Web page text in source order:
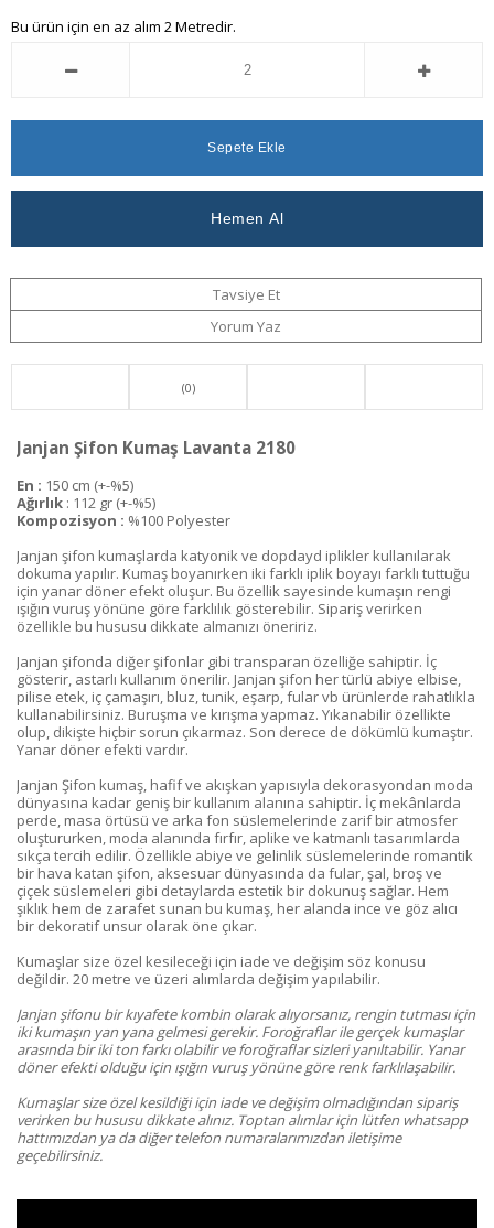
Sipariş Ekle Listeme
İndirimli Fiyat
Ver
Gelince
Bu ürün için en az alım 2 Metredir.
Tavsiye Et
Yorum Yaz
(0)
Janjan Şifon Kumaş Lavanta 2180
En : 150 cm (+-%5)
Ağırlık : 112 gr (+-%5)
Kompozisyon : %100 Polyester
Janjan şifon kumaşlarda katyonik ve dopdayd iplikler kullanılarak
dokuma yapılır. Kumaş boyanırken iki farklı iplik boyayı farklı tuttuğu
için yanar döner efekt oluşur. Bu özellik sayesinde kumaşın rengi
ışığın vuruş yönüne göre farklılık gösterebilir. Sipariş verirken
özellikle bu hususu dikkate almanızı öneririz.
Janjan şifonda diğer şifonlar gibi transparan özelliğe sahiptir. İç
gösterir, astarlı kullanım önerilir. Janjan şifon her türlü abiye elbise,
pilise etek, iç çamaşırı, bluz, tunik, eşarp, fular vb ürünlerde rahatlıkla
kullanabilirsiniz. Buruşma ve kırışma yapmaz. Yıkanabilir özellikte
olup, dikişte hiçbir sorun çıkarmaz. Son derece de dökümlü kumaştır.
Yanar döner efekti vardır.
Janjan Şifon kumaş, hafif ve akışkan yapısıyla dekorasyondan moda
dünyasına kadar geniş bir kullanım alanına sahiptir. İç mekânlarda
perde, masa örtüsü ve arka fon süslemelerinde zarif bir atmosfer
oluştururken, moda alanında fırfır, aplike ve katmanlı tasarımlarda
sıkça tercih edilir. Özellikle abiye ve gelinlik süslemelerinde romantik
bir hava katan şifon, aksesuar dünyasında da fular, şal, broş ve
çiçek süslemeleri gibi detaylarda estetik bir dokunuş sağlar. Hem
şıklık hem de zarafet sunan bu kumaş, her alanda ince ve göz alıcı
bir dekoratif unsur olarak öne çıkar.
Kumaşlar size özel kesileceği için iade ve değişim söz konusu
değildir. 20 metre ve üzeri alımlarda değişim yapılabilir.
Janjan şifonu bir kıyafete kombin olarak alıyorsanız, rengin tutması için
iki kumaşın yan yana gelmesi gerekir. Foroğraflar ile gerçek kumaşlar
arasında bir iki ton farkı olabilir ve foroğraflar sizleri yanıltabilir. Yanar
döner efekti olduğu için ışığın vuruş yönüne göre renk farklılaşabilir.
Kumaşlar size özel kesildiği için iade ve değişim olmadığından sipariş
verirken bu hususu dikkate alınız. Toptan alımlar için lütfen whatsapp
hattımızdan ya da diğer telefon numaralarımızdan iletişime
geçebilirsiniz.